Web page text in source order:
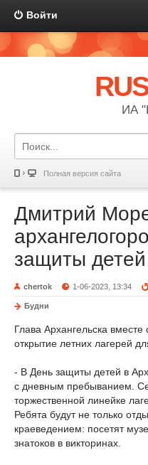
Войти
ИА
Полная версия сайта
Дмитрий
защиты детей
chertok 1-06-2023, 13:34
Будни
Глава Архангельска
открытие летних лагерей
- В День защиты детей в
с дневным пребыванием.
торжественной линейке
Ребята будут не только
краеведением: посетят
знатоков в викторинах.